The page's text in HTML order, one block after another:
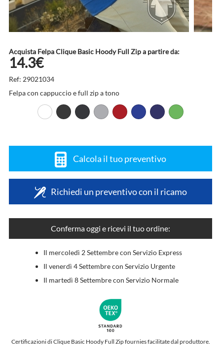
Acquista Felpa Clique Basic Hoody Full Zip a partire da:
14.3€
Ref: 29021034
Felpa con cappuccio e full zip a tono
Calcola il tuo preventivo
Richiedi un preventivo con il ricamo
Conferma oggi e ricevi il tuo ordine:
Il mercoledì 2 Settembre con Servizio Express
Il venerdì 4 Settembre con Servizio Urgente
Il martedì 8 Settembre con Servizio Normale
Certificazioni di Clique Basic Hoody Full Zip fournies facilitate dal produttore.